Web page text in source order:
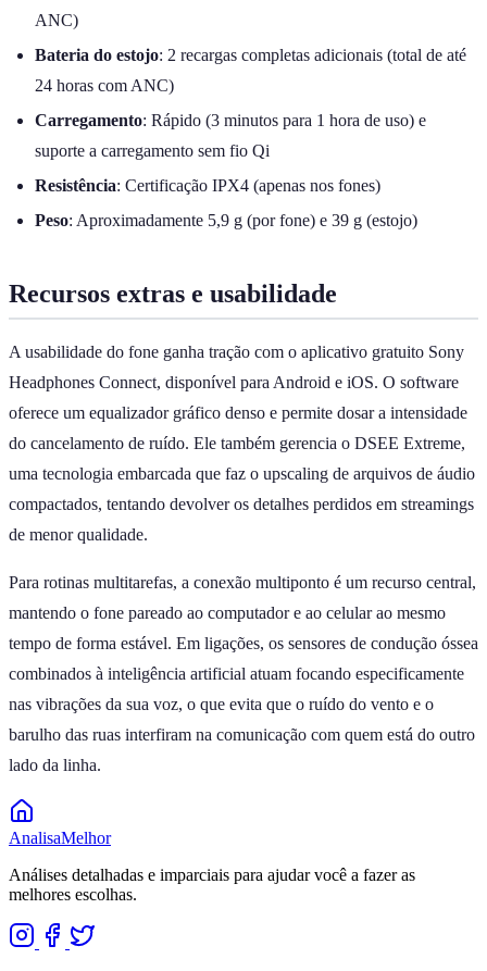
ANC)
Bateria do estojo: 2 recargas completas adicionais (total de até
24 horas com ANC)
Carregamento: Rápido (3 minutos para 1 hora de uso) e
suporte a carregamento sem fio Qi
Resistência: Certificação IPX4 (apenas nos fones)
Peso: Aproximadamente 5,9 g (por fone) e 39 g (estojo)
Recursos extras e usabilidade
A usabilidade do fone ganha tração com o aplicativo gratuito Sony
Headphones Connect, disponível para Android e iOS. O software
oferece um equalizador gráfico denso e permite dosar a intensidade
do cancelamento de ruído. Ele também gerencia o DSEE Extreme,
uma tecnologia embarcada que faz o upscaling de arquivos de áudio
compactados, tentando devolver os detalhes perdidos em streamings
de menor qualidade.
Para rotinas multitarefas, a conexão multiponto é um recurso central,
mantendo o fone pareado ao computador e ao celular ao mesmo
tempo de forma estável. Em ligações, os sensores de condução óssea
combinados à inteligência artificial atuam focando especificamente
nas vibrações da sua voz, o que evita que o ruído do vento e o
barulho das ruas interfiram na comunicação com quem está do outro
lado da linha.
AnalisaMelhor
Análises detalhadas e imparciais para ajudar você a fazer as
melhores escolhas.